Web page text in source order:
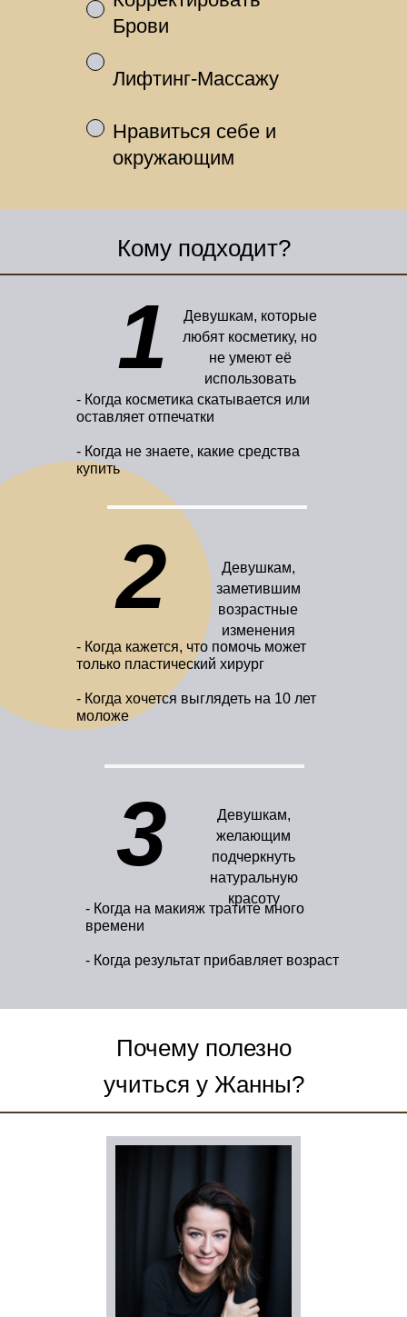
Брови
Лифтинг-Массажу
Нравиться себе и
окружающим
Девушкам,
заметившим
возрастные
изменения
Девушкам,
желающим
подчеркнуть
натуральную
красоту
- Когда кажется, что помочь может
только пластический хирург
- Когда хочется выглядеть на 10 лет
моложе
- Когда косметика скатывается или
оставляет отпечатки
- Когда не знаете, какие средства
купить
- Когда на макияж тратите много
времени
- Когда результат прибавляет возраст
Кому подходит?
1
2
3
Девушкам, которые
любят косметику, но
не умеют её
использовать
Почему полезно
учиться у Жанны?